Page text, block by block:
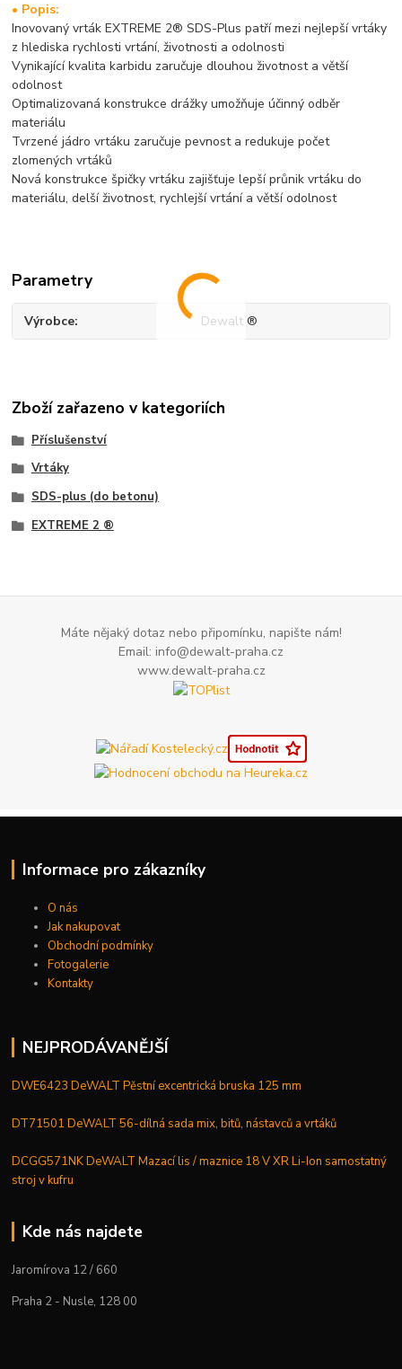
• Popis:
Inovovaný vrták EXTREME 2® SDS-Plus patří mezi nejlepší vrtáky
z hlediska rychlosti vrtání, životnosti a odolnosti
Vynikající kvalita karbidu zaručuje dlouhou životnost a větší
odolnost
Optimalizovaná konstrukce drážky umožňuje účinný odběr
materiálu
Tvrzené jádro vrtáku zaručuje pevnost a redukuje počet
zlomených vrtáků
Nová konstrukce špičky vrtáku zajišťuje lepší průnik vrtáku do
materiálu, delší životnost, rychlejší vrtání a větší odolnost
Parametry
Výrobce Dewalt ®
Zboží zařazeno v kategoriích
Příslušenství
Vrtáky
SDS-plus (do betonu)
EXTREME 2 ®
Máte nějaký dotaz nebo připomínku, napište nám!
Email: info@dewalt-praha.cz
www.dewalt-praha.cz
Informace pro zákazníky
O nás
Jak nakupovat
Obchodní podmínky
Fotogalerie
Kontakty
NEJPRODÁVANĚJŠÍ
DWE6423 DeWALT Pěstní excentrická bruska 125 mm
DT71501 DeWALT 56-dílná sada mix, bitů, nástavců a vrtáků
DCGG571NK DeWALT Mazací lis / maznice 18 V XR Li-Ion samostatný
stroj v kufru
Kde nás najdete
Jaromírova 12 / 660
Praha 2 - Nusle, 128 00